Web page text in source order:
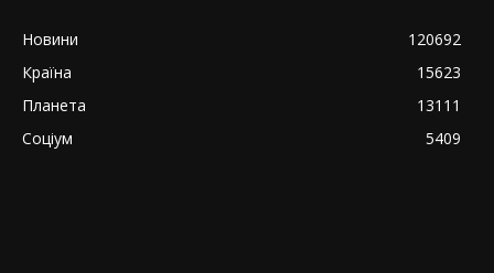
Новини
120692
Країна
15623
Планета
13111
Соціум
5409